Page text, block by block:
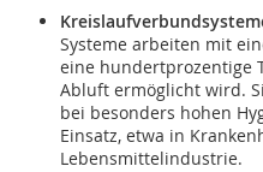
Systeme arbeiten mit
eine hundertprozentige
Abluft ermöglicht wird.
bei besonders hohen
Einsatz, etwa in
Lebensmittelindustrie.